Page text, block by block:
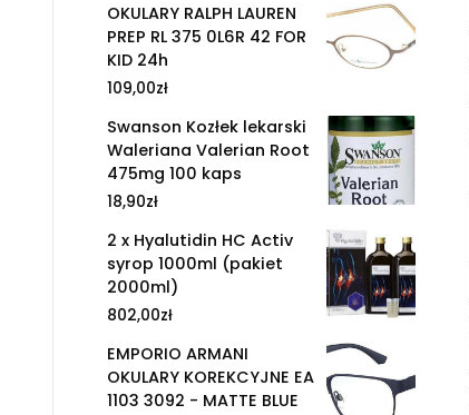
OKULARY RALPH LAUREN
PREP RL 375 0L6R 42 FOR
KID 24h
109,00zł
Swanson Kozłek lekarski
Waleriana Valerian Root
475mg 100 kaps
18,90zł
2 x Hyalutidin HC Activ
syrop 1000ml (pakiet
2000ml)
802,00zł
EMPORIO ARMANI
OKULARY KOREKCYJNE EA
1103 3092 - MATTE BLUE